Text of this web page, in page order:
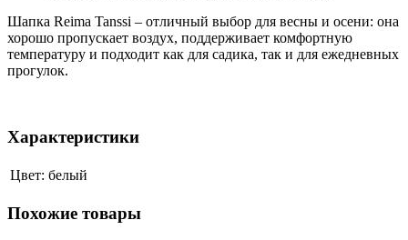
Шапка Reima Tanssi – отличный выбор для весны и осени: она
хорошо пропускает воздух, поддерживает комфортную
температуру и подходит как для садика, так и для ежедневных
прогулок.
Характеристики
Цвет: белый
Похожие товары